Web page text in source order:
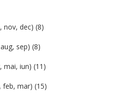
nov, dec) (8)
sep) (8)
mai, iun) (11)
feb, mar) (15)